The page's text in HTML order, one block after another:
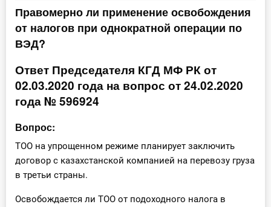
Консультации
Правовая база
Библиотека бухгалтера
Инструменты
Вебинары
Справочник бухгалтера
Правомерно ли применение освобождения
от налогов при однократной операции по
ВЭД?
Ответ Председателя КГД МФ РК от
02.03.2020 года на вопрос от 24.02.2020
года № 596924
Вопрос:
ТОО на упрощенном режиме планирует заключить
договор с казахстанской компанией на перевозу груза
в третьи страны.
Освобождается ли ТОО от подоходного налога в